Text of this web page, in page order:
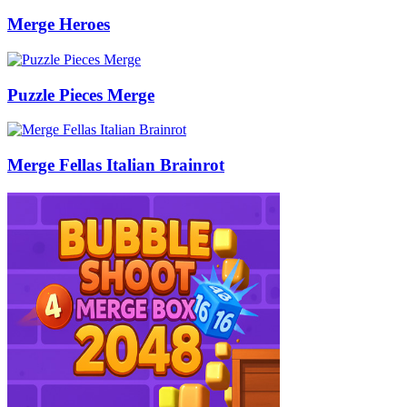
Merge Heroes
Puzzle Pieces Merge
Merge Fellas Italian Brainrot